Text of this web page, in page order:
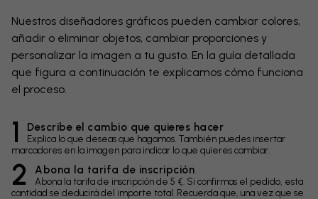
Nuestros diseñadores gráficos pueden cambiar colores,
añadir o eliminar objetos, cambiar proporciones y
personalizar la imagen a tu gusto. En la guía detallada
que figura a continuación te explicamos cómo funciona
el proceso.
1 Describe el cambio que quieres hacer
Explica lo que deseas que hagamos. También puedes insertar
marcadores en la imagen para indicar lo que quieres cambiar.
2 Abona la tarifa de inscripción
Abona la tarifa de inscripción de 5 €. Si confirmas el pedido, esta
cantidad se deducirá del importe total. Recuerda que, una vez que se